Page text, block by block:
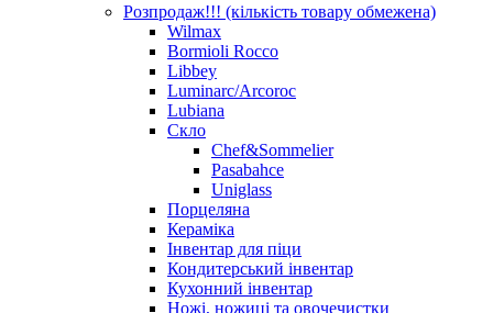
Розпродаж!!! (кількість товару обмежена)
Wilmax
Bormioli Rocco
Libbey
Luminarc/Arcoroc
Lubiana
Скло
Chef&Sommelier
Pasabahce
Uniglass
Порцеляна
Кераміка
Інвентар для піци
Кондитерський інвентар
Кухонний інвентар
Ножі, ножиці та овочечистки